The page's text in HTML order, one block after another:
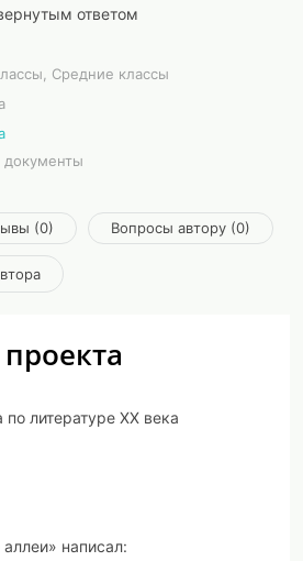
ответом
Средние классы
документы
(0) Вопросы автору (0)
по литературе ХХ века
написал: